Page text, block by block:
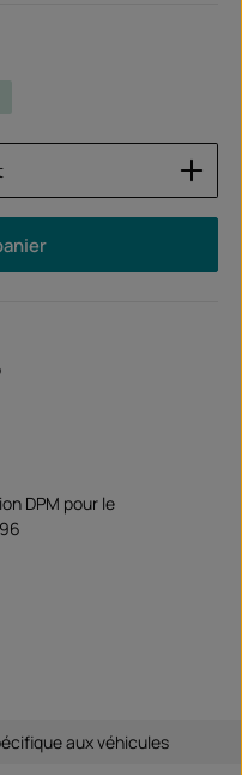
la quantité
DPM pour le
aux véhicules